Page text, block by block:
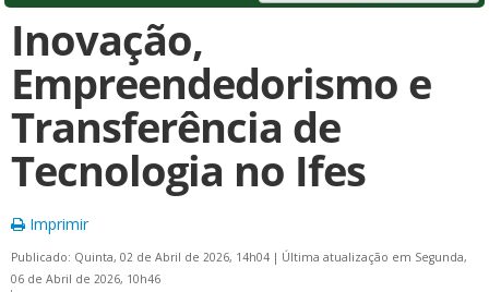
Inovação,
Empreendedorismo e
Transferência de
Tecnologia no Ifes
Imprimir
Publicado: Quinta, 02 de Abril de 2026, 14h04 | Última atualização em Segunda,
06 de Abril de 2026, 10h46